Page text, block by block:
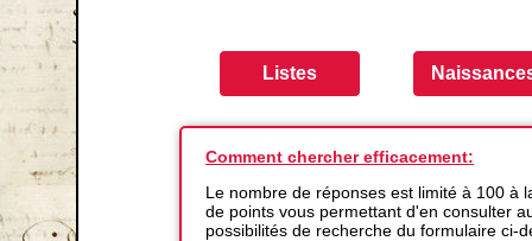
Comment chercher efficacement:
Le nombre de réponses est limité à 100 à
de points vous permettant d'en consulter
possibilités de recherche du formulaire ci-